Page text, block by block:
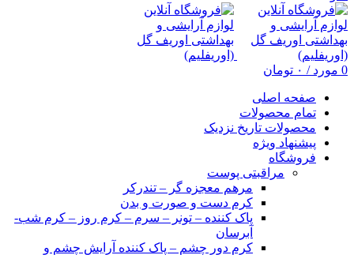
0 مورد / ۰ تومان
صفحه اصلی
تمام محصولات
محصولات تاریخ نزدیک
پیشنهاد ویژه
فروشگاه
مراقبتی پوست
مرهم معجزه گر – تندرکر
کرم دست و صورت و بدن
پاک کننده – تونر – سرم – کرم روز – کرم شب-
آبرسان
کرم دور چشم – پاک کننده آرایش چشم و